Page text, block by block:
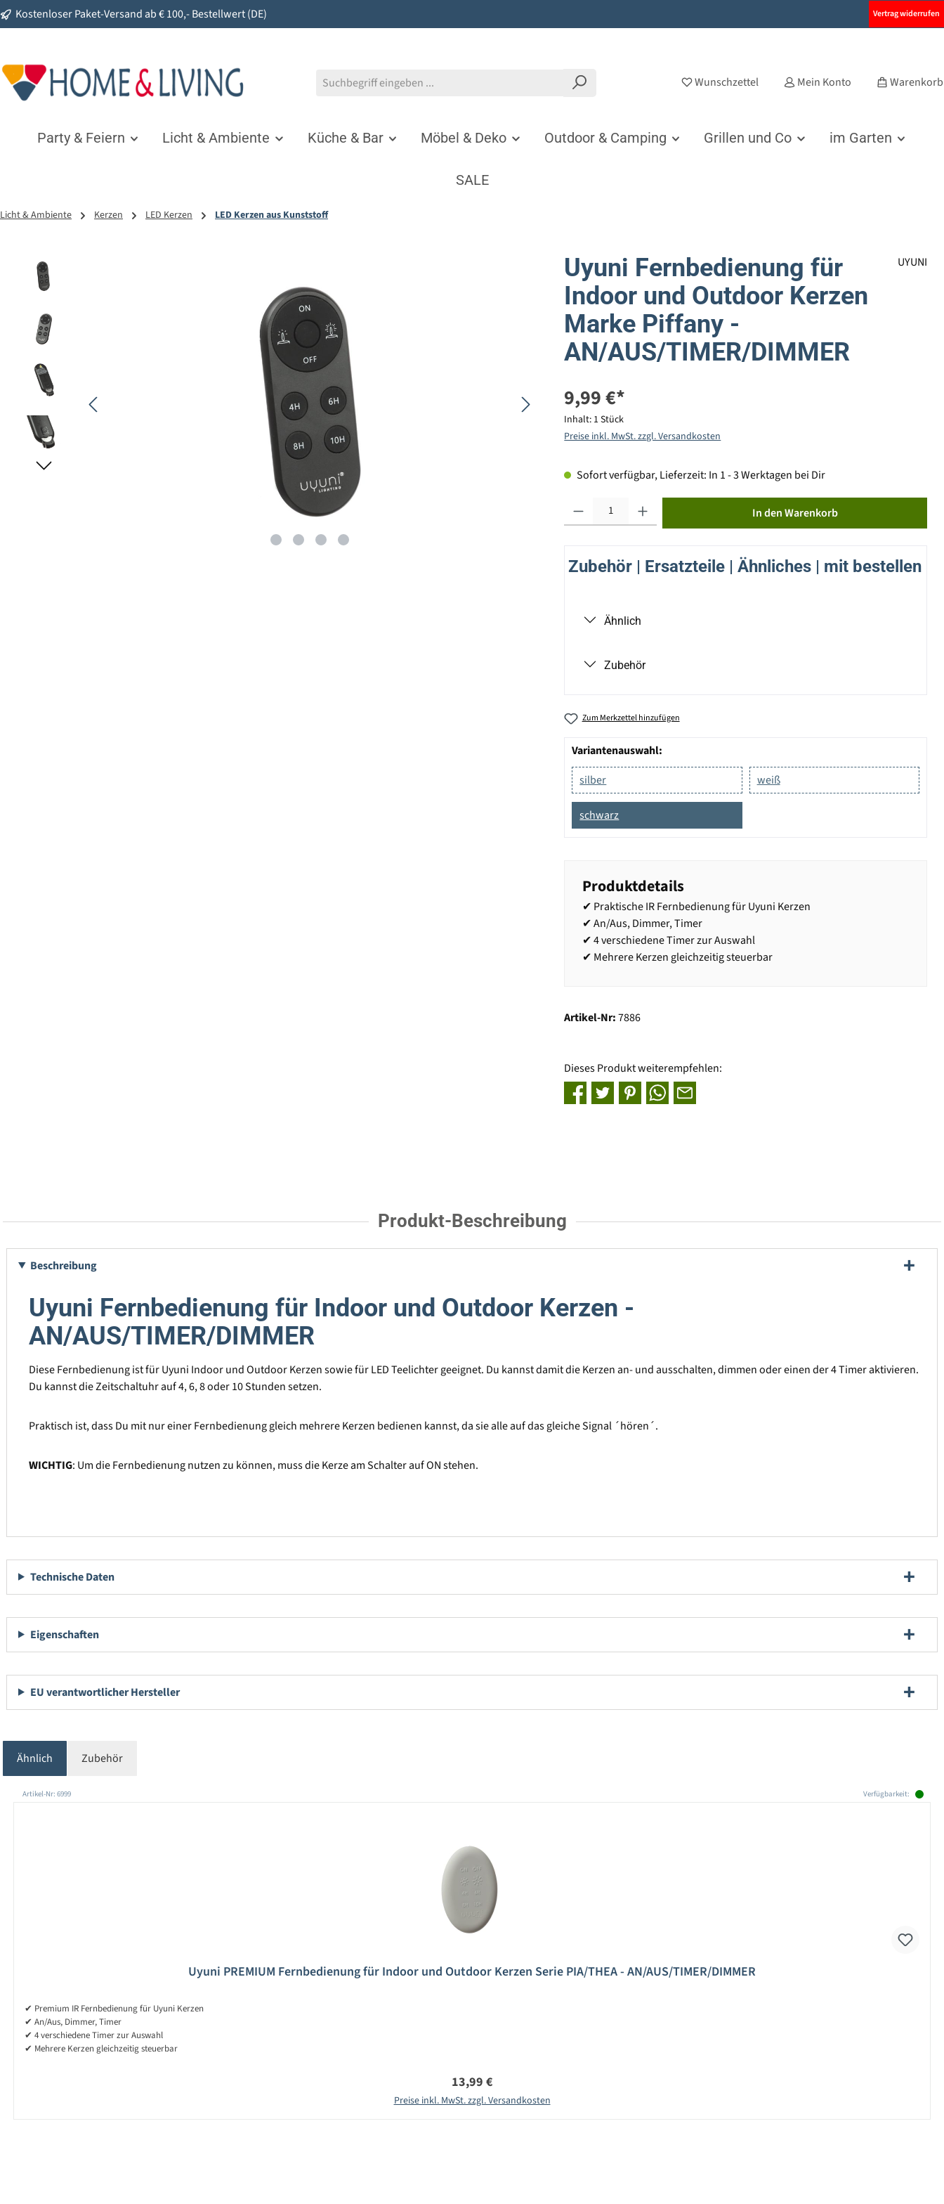
Zur Hauptnavigation springen
Kostenloser Paket-Versand ab € 100,- Bestellwert (DE) Vertrag widerrufen
Wunschzettel Mein Konto Warenkorb
Party & Feiern Licht & Ambiente Küche & Bar Möbel & Deko Outdoor & Camping Grillen und Co im Garten
SALE
Licht & Ambiente Kerzen LED Kerzen LED Kerzen aus Kunststoff
Bildergalerie überspringen
Uyuni Fernbedienung für
Indoor und Outdoor Kerzen
Marke Piffany -
AN/AUS/TIMER/DIMMER
UYUNI
9,99 €*
Inhalt: 1 Stück
Preise inkl. MwSt. zzgl. Versandkosten
Sofort verfügbar, Lieferzeit: In 1 - 3 Werktagen bei Dir
In den Warenkorb
Zubehör | Ersatzteile | Ähnliches | mit bestellen
Ähnlich
Zubehör
Zum Merkzettel hinzufügen
Variantenauswahl:
silber
weiß
schwarz
Produktdetails
✔ Praktische IR Fernbedienung für Uyuni Kerzen
✔ An/Aus, Dimmer, Timer
✔ 4 verschiedene Timer zur Auswahl
✔ Mehrere Kerzen gleichzeitig steuerbar
Artikel-Nr:7886
Dieses Produkt weiterempfehlen:
Produkt-Beschreibung
Beschreibung
Uyuni Fernbedienung für Indoor und Outdoor Kerzen -
AN/AUS/TIMER/DIMMER
Diese Fernbedienung ist für Uyuni Indoor und Outdoor Kerzen sowie für LED Teelichter geeignet. Du kannst damit die Kerzen an- und ausschalten, dimmen oder einen der 4 Timer aktivieren.
Du kannst die Zeitschaltuhr auf 4, 6, 8 oder 10 Stunden setzen.
Praktisch ist, dass Du mit nur einer Fernbedienung gleich mehrere Kerzen bedienen kannst, da sie alle auf das gleiche Signal ´hören´.
WICHTIG: Um die Fernbedienung nutzen zu können, muss die Kerze am Schalter auf ON stehen.
Technische Daten
Eigenschaften
EU verantwortlicher Hersteller
Ähnlich Zubehör
Produktgalerie überspringen
Artikel-Nr: 6999 Verfügbarkeit:
Uyuni PREMIUM Fernbedienung für Indoor und Outdoor Kerzen Serie PIA/THEA - AN/AUS/TIMER/DIMMER
✔ Premium IR Fernbedienung für Uyuni Kerzen
✔ An/Aus, Dimmer, Timer
✔ 4 verschiedene Timer zur Auswahl
✔ Mehrere Kerzen gleichzeitig steuerbar
Regulärer Preis:
13,99 €
Preise inkl. MwSt. zzgl. Versandkosten